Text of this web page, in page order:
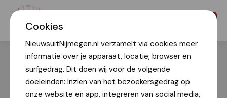
Cookies
NieuwsuitNijmegen.nl verzamelt via cookies meer
informatie over je apparaat, locatie, browser en
surfgedrag. Dit doen wij voor de volgende
doeleinden: Inzien van het bezoekersgedrag op
onze website en app, integreren van social media,